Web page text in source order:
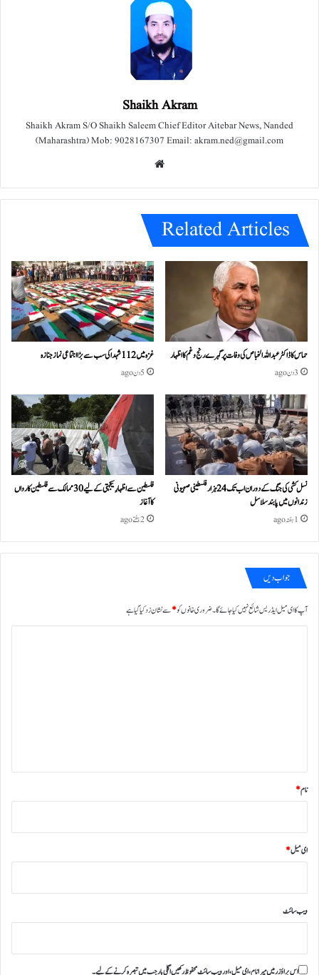
Shaikh Akram
Shaikh Akram S/O Shaikh Saleem Chief Editor Aitebar News, Nanded
(Maharashtra) Mob: 9028167307 Email: akram.ned@gmail.com
e
Related Articles
حماس کا ڈاکٹر عبداللہ الخباص کی وفات پر گہرے رنج وغم کااظہار
3 دن ago
غزہ میں 112 شہدا کی سب سے بڑا اجتماعی نماز جنازہ
5 دن ago
نسل کشی کی جنگ کے دوران اب تک 24ہزار فلسطینی صہیونی
زندانوں میں پابند سلاسل
1 ہفتہ ago
فلسطین سے اظہارِ یکجہتی کے لیے 30 ممالک سے فلسطین کارواں
کا آغاز
2 ہفتے ago
جواب دیں
آپ کا ای میل ایڈریس شائع نہیں کیا جائے گا۔ضروری خانوں کو*سے نشان زد کیا گیا ہے
نام*
ای میل*
ویب‌ سائٹ
اس براؤزر میں میرا نام، ای میل، اور ویب سائٹ محفوظ رکھیں اگلی بار جب میں تبصرہ کرنے کےلیے۔